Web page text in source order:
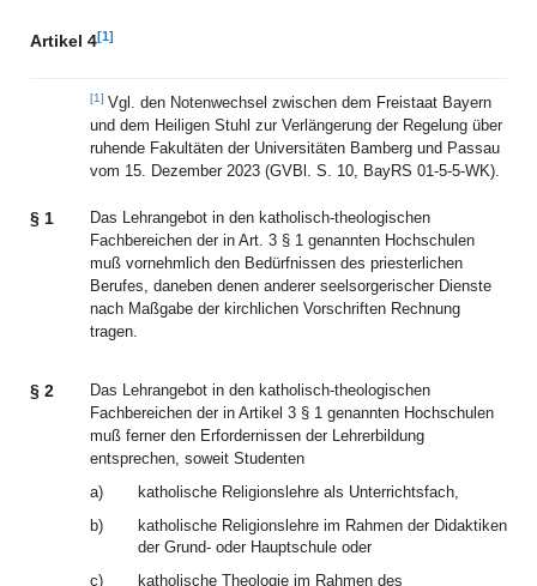
Artikel 4[1]
[1] Vgl. den Notenwechsel zwischen dem Freistaat Bayern
und dem Heiligen Stuhl zur Verlängerung der Regelung über
ruhende Fakultäten der Universitäten Bamberg und Passau
vom 15. Dezember 2023 (GVBl. S. 10, BayRS 01-5-5-WK).
§ 1
Das Lehrangebot in den katholisch-theologischen
Fachbereichen der in Art. 3 § 1 genannten Hochschulen
muß vornehmlich den Bedürfnissen des priesterlichen
Berufes, daneben denen anderer seelsorgerischer Dienste
nach Maßgabe der kirchlichen Vorschriften Rechnung
tragen.
§ 2
Das Lehrangebot in den katholisch-theologischen
Fachbereichen der in Artikel 3 § 1 genannten Hochschulen
muß ferner den Erfordernissen der Lehrerbildung
entsprechen, soweit Studenten
a)
katholische Religionslehre als Unterrichtsfach,
b)
katholische Religionslehre im Rahmen der Didaktiken
der Grund- oder Hauptschule oder
c)
katholische Theologie im Rahmen des